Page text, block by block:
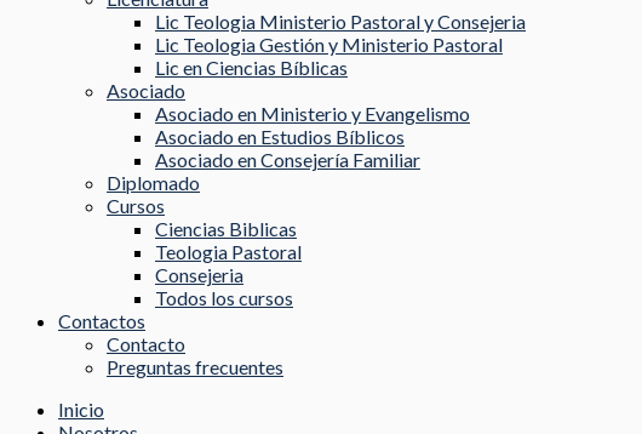
Lic Teologia Ministerio Pastoral y Consejeria
Lic Teologia Gestión y Ministerio Pastoral
Lic en Ciencias Bíblicas
Asociado
Asociado en Ministerio y Evangelismo
Asociado en Estudios Bíblicos
Asociado en Consejería Familiar
Diplomado
Cursos
Ciencias Biblicas
Teologia Pastoral
Consejeria
Todos los cursos
Contactos
Contacto
Preguntas frecuentes
Inicio